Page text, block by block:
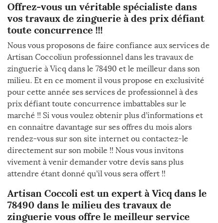
Offrez-vous un véritable spécialiste dans
vos travaux de zinguerie à des prix défiant
toute concurrence !!!
Nous vous proposons de faire confiance aux services de
Artisan Coccoliun professionnel dans les travaux de
zinguerie à Vicq dans le 78490 et le meilleur dans son
milieu. Et en ce moment il vous propose en exclusivité
pour cette année ses services de professionnel à des
prix défiant toute concurrence imbattables sur le
marché !! Si vous voulez obtenir plus d’informations et
en connaitre davantage sur ses offres du mois alors
rendez-vous sur son site internet ou contactez-le
directement sur son mobile !! Nous vous invitons
vivement à venir demander votre devis sans plus
attendre étant donné qu’il vous sera offert !!
Artisan Coccoli est un expert à Vicq dans le
78490 dans le milieu des travaux de
zinguerie vous offre le meilleur service